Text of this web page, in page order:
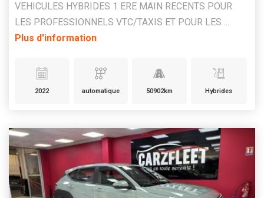
VEHICULES HYBRIDES 1 ERE MAIN RECENTS POUR
LES PROFESSIONNELS VTC/TAXIS ET POUR LES ...
Plus d'information
2022 automatique 50902km Hybrides